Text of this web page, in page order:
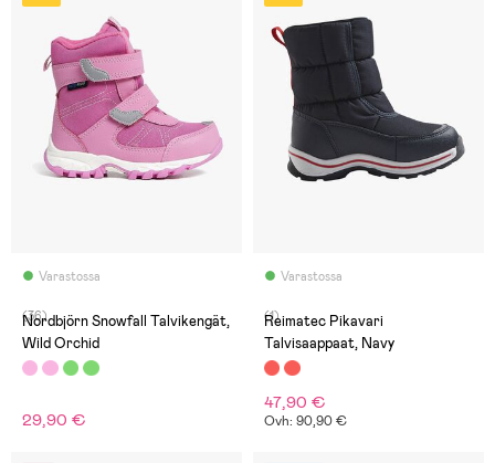
Varastossa
(36)
Nordbjörn Snowfall Talvikengät,
Wild Orchid
29,90 €
Varastossa
(1)
Reimatec Pikavari
Talvisaappaat, Navy
47,90 €
Ovh: 90,90 €